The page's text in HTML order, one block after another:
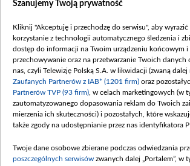
Procedura zgłoszeń
Szanujemy Twoją prywatność
Kliknij "Akceptuję i przechodzę do serwisu", aby wyrazić
korzystanie z technologii automatycznego śledzenia i
dostęp do informacji na Twoim urządzeniu końcowym i
przechowywanie oraz na przetwarzanie Twoich danych
nas, czyli Telewizję Polską S.A. w likwidacji (zwaną dalej
Zaufanych Partnerów z IAB* (1201 firm) oraz
Partnerów TVP (93 firm) , w celach marketingowych (w
zautomatyzowanego dopasowania reklam do Twoich
mierzenia ich skuteczności) i pozostałych, które
także zgody na udostępnianie przez nas identyfikatora
Twoje dane osobowe zbierane podczas odwiedzania
poszczególnych serwisów zwanych dalej „Portalem”, w